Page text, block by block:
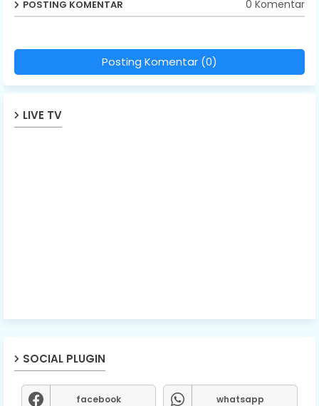
POSTING KOMENTAR 0 Komentar
Posting Komentar (0)
LIVE TV
SOCIAL PLUGIN
facebook whatsapp